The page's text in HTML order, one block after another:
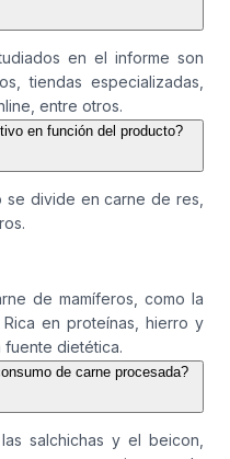
en el informe son
tiendas especializadas,
entre otros.
en función del producto?
divide en carne de res,
de mamíferos, como la
en proteínas, hierro y
fuente dietética.
de carne procesada?
salchichas y el beicon,